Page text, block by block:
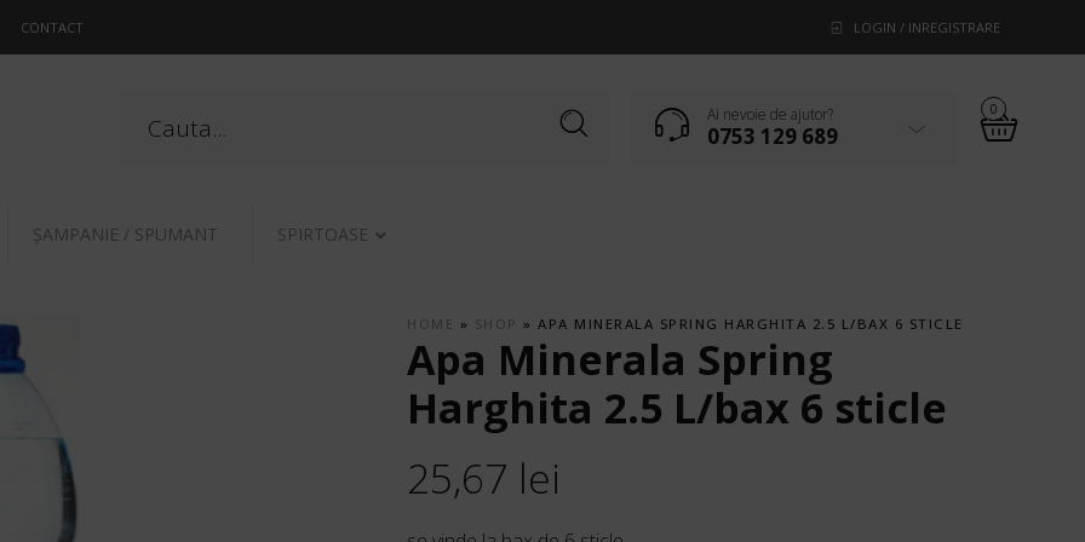
CONTACT LOGIN / INREGISTRARE
Ai nevoie de ajutor?
0753 129 689
0
ŞAMPANIE / SPUMANT SPIRTOASE
HOME » SHOP »APA MINERALA SPRING HARGHITA 2.5 L/BAX 6 STICLE
Apa Minerala Spring
Harghita 2.5 L/bax 6 sticle
25,67 lei